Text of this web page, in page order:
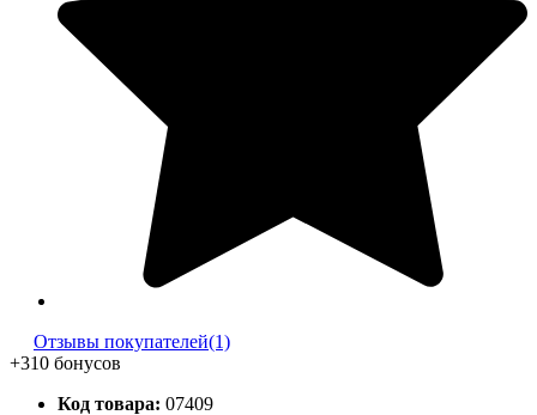
Отзывы покупателей(1)
+310 бонусов
Код товара: 07409